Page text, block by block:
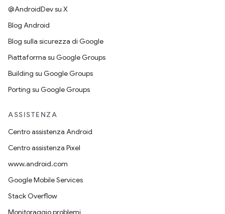
@AndroidDev su X
Blog Android
Blog sulla sicurezza di Google
Piattaforma su Google Groups
Building su Google Groups
Porting su Google Groups
ASSISTENZA
Centro assistenza Android
Centro assistenza Pixel
www.android.com
Google Mobile Services
Stack Overflow
Monitoraggio problemi